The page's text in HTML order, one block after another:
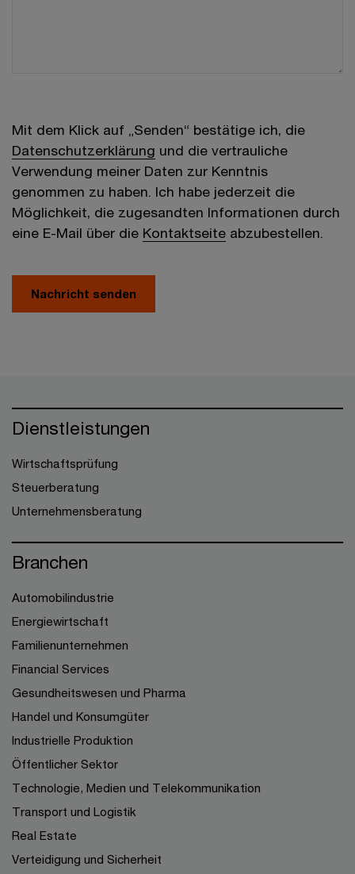
Mit dem Klick auf „Senden“ bestätige ich, die
Datenschutzerklärung und die vertrauliche
Verwendung meiner Daten zur Kenntnis
genommen zu haben. Ich habe jederzeit die
Möglichkeit, die zugesandten Informationen durch
eine E-Mail über die Kontaktseite abzubestellen.
Nachricht senden
Dienstleistungen
Wirtschaftsprüfung
Steuerberatung
Unternehmensberatung
Branchen
Automobilindustrie
Energiewirtschaft
Familienunternehmen
Financial Services
Gesundheitswesen und Pharma
Handel und Konsumgüter
Industrielle Produktion
Öffentlicher Sektor
Technologie, Medien und Telekommunikation
Transport und Logistik
Real Estate
Verteidigung und Sicherheit